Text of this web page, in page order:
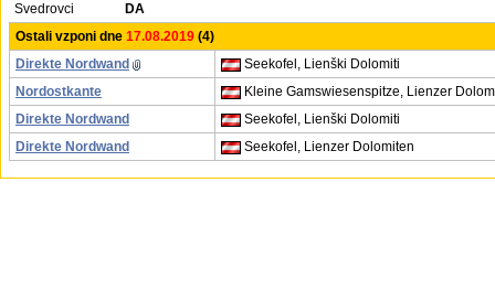
Svedrovci
DA
Ostali vzponi dne 17.08.2019 (4)
Direkte Nordwand
Seekofel, Lienški Dolomiti
Nordostkante
Kleine Gamswiesenspitze, Lienzer
Direkte Nordwand
Seekofel, Lienški Dolomiti
Direkte Nordwand
Seekofel, Lienzer Dolomiten